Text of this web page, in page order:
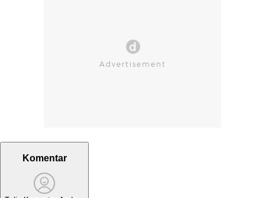
Komentar